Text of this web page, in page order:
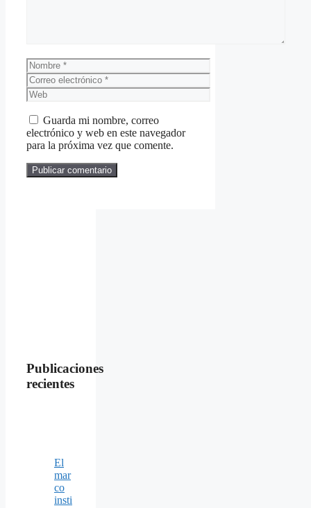
Nombre
Correo
electrónico
Web
Guarda mi nombre, correo
electrónico y web en este navegador
para la próxima vez que comente.
Publicaciones
recientes
El
mar
co
insti